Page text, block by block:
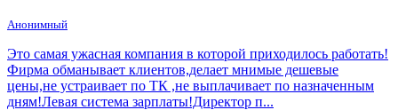
Анонимный
Это самая ужасная компания в которой приходилось работать!
Фирма обманывает клиентов,делает мнимые дешевые
цены,не устраивает по ТК ,не выплачивает по назначенным
дням!Левая система зарплаты!Директор п...